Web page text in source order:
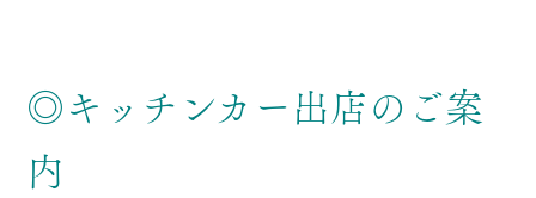
◎キッチンカー出店のご案
内